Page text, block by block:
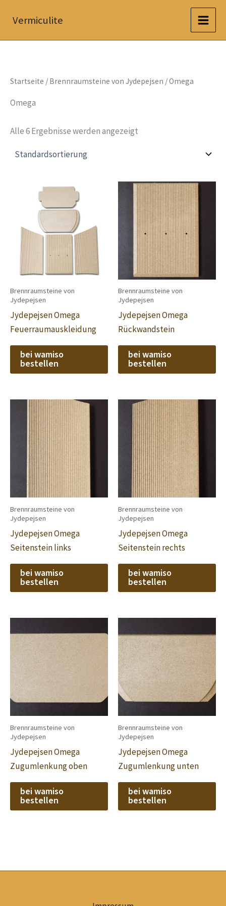
InhaltVermiculite
Startseite / Brennraumsteine von Jydepejsen / Omega
Omega
Alle 6 Ergebnisse werden angezeigt
Brennraumsteine von
Jydepejsen
Jydepejsen Omega
Feuerraumauskleidung
bei wamiso
bestellen
Brennraumsteine von
Jydepejsen
Jydepejsen Omega
Rückwandstein
bei wamiso
bestellen
Brennraumsteine von
Jydepejsen
Jydepejsen Omega
Seitenstein links
bei wamiso
bestellen
Brennraumsteine von
Jydepejsen
Jydepejsen Omega
Seitenstein rechts
bei wamiso
bestellen
Brennraumsteine von
Jydepejsen
Jydepejsen Omega
Zugumlenkung oben
bei wamiso
bestellen
Brennraumsteine von
Jydepejsen
Jydepejsen Omega
Zugumlenkung unten
bei wamiso
bestellen